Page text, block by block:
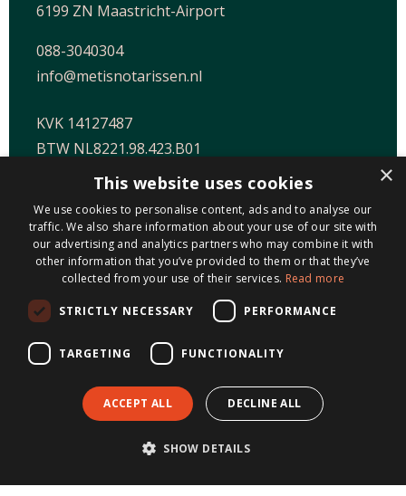
6199 ZN Maastricht-Airport
088-3040304
info@metisnotarissen.nl
KVK 14127487
BTW NL8221.98.423.B01
LOCATIES
Maastricht-Airport Beek
Geleen
Roermond
Holtum
×
This website uses cookies
We use cookies to personalise content, ads and to analyse our
traffic. We also share information about your use of our site with
our advertising and analytics partners who may combine it with
other information that you’ve provided to them or that they’ve
collected from your use of their services. Read more
STRICTLY NECESSARY PERFORMANCE
TARGETING FUNCTIONALITY
ACCEPT ALL DECLINE ALL
SHOW DETAILS